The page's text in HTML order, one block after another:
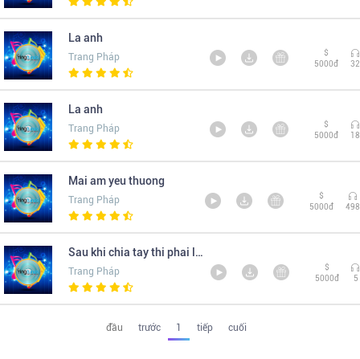
La anh
Trang Pháp
$
5000đ
32
La anh
Trang Pháp
$
5000đ
18
Mai am yeu thuong
Trang Pháp
$
5000đ
498
Sau khi chia tay thi phai lam gi
Trang Pháp
$
5000đ
5
đầu trước 1 tiếp cuối